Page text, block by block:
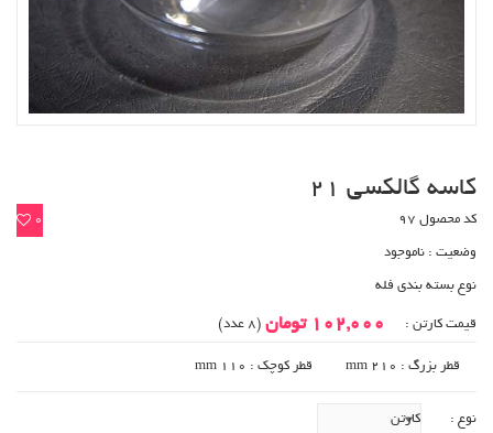
کاسه گالکسی 21
0 کد محصول 97
وضعیت : ناموجود
نوع بسته بندی فله
قیمت کارتن : 102,000 تومان (8 عدد)
قطر بزرگ : 210 mm قطر کوچک : 110 mm
نوع :